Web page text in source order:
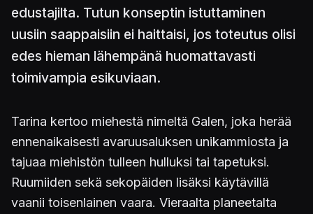
edustajilta. Tutun konseptin istuttaminen
uusiin saappaisiin ei haittaisi, jos toteutus olisi
edes hieman lähempänä huomattavasti
toimivampia esikuviaan.
Tarina kertoo miehestä nimeltä Galen, joka herää
ennenaikaisesti avaruusaluksen unikammiosta ja
tajuaa miehistön tulleen hulluksi tai tapetuksi.
Ruumiiden sekä sekopäiden lisäksi käytävillä
vaanii toisenlainen vaara. Vieraalta planeetalta